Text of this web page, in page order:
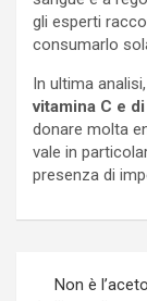
gli esperti
consumarlo
In ultima
vitamina C e
donare molta
vale in
presenza di
Non è